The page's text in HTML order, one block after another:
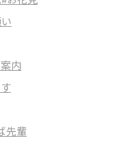
内
先輩